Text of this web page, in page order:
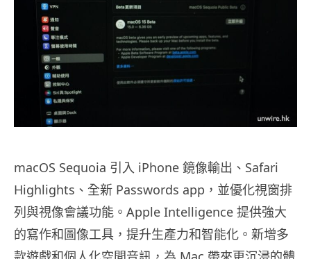
macOS Sequoia 引入 iPhone 鏡像輸出、Safari
Highlights、全新 Passwords app，並優化視窗排
列與視像會議功能。Apple Intelligence 提供強大
的寫作和圖像工具，提升生產力和智能化。新增多